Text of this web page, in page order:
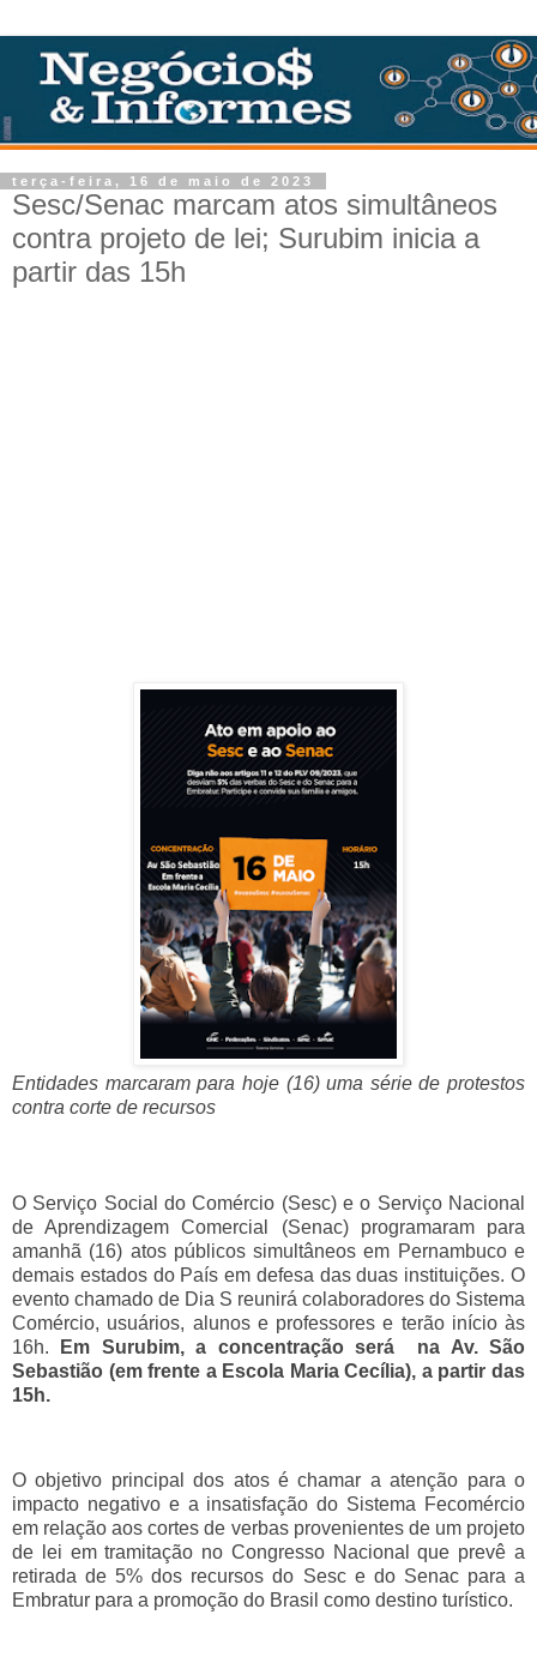
terça-feira, 16 de maio de 2023
Sesc/Senac marcam atos simultâneos
contra projeto de lei; Surubim inicia a
partir das 15h
Entidades marcaram para hoje (16) uma série de protestos
contra corte de recursos
O Serviço Social do Comércio (Sesc) e o Serviço Nacional
de Aprendizagem Comercial (Senac) programaram para
amanhã (16) atos públicos simultâneos em Pernambuco e
demais estados do País em defesa das duas instituições. O
evento chamado de Dia S reunirá colaboradores do Sistema
Comércio, usuários, alunos e professores e terão início às
16h.
Em Surubim, a concentração será na Av. São
Sebastião (em frente a Escola Maria Cecília), a partir das
15h.
O objetivo principal dos atos é chamar a atenção para o
impacto negativo e a insatisfação do Sistema Fecomércio
em relação aos cortes de verbas provenientes de um projeto
de lei em tramitação no Congresso Nacional que prevê a
retirada de 5% dos recursos do Sesc e do Senac para a
Embratur para a promoção do Brasil como destino turístico.